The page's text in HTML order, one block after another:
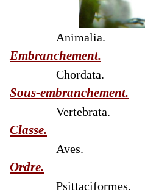
Animalia.
Embranchement.
Chordata.
Sous-embranchement.
Vertebrata.
Classe.
Aves.
Ordre.
Psittaciformes.